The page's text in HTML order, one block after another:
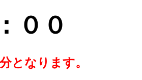
００
となります。